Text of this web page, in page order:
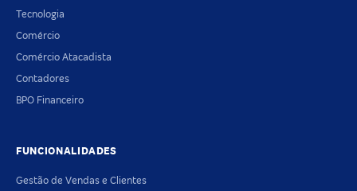
Tecnologia
Comércio
Comércio Atacadista
Contadores
BPO Financeiro
FUNCIONALIDADES
Gestão de Vendas e Clientes